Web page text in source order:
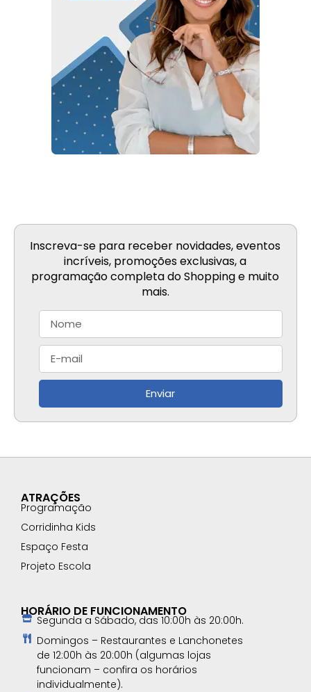
Inscreva-se para receber novidades, eventos
incríveis, promoções exclusivas, a
programação completa do Shopping e muito
mais.
Enviar
ATRAÇÕES
Programação
Corridinha Kids
Espaço Festa
Projeto Escola
HORÁRIO DE FUNCIONAMENTO
Segunda a Sábado, das 10:00h às 20:00h.
Domingos – Restaurantes e Lanchonetes
de 12:00h às 20:00h (algumas lojas
funcionam – confira os horários
individualmente).